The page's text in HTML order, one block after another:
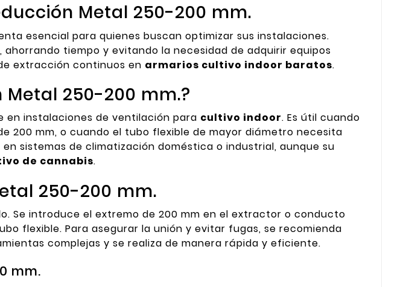
Metal 250-200 mm.
esencial para quienes buscan optimizar sus instalaciones.
tiempo y evitando la necesidad de adquirir equipos
extracción continuos en armarios cultivo indoor baratos.
250-200 mm.?
en instalaciones de ventilación para cultivo indoor. Es útil cuando
200 mm, o cuando el tubo flexible de mayor diámetro necesita
sistemas de climatización doméstica o industrial, aunque su
de cannabis.
250-200 mm.
Se introduce el extremo de 200 mm en el extractor o conducto
flexible. Para asegurar la unión y evitar fugas, se recomienda
complejas y se realiza de manera rápida y eficiente.
mm.